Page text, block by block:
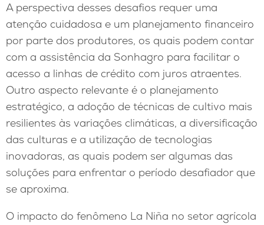
A perspectiva desses desafios requer uma
atenção cuidadosa e um planejamento financeiro
por parte dos produtores, os quais podem contar
com a assistência da Sonhagro para facilitar o
acesso a linhas de crédito com juros atraentes.
Outro aspecto relevante é o planejamento
estratégico, a adoção de técnicas de cultivo mais
resilientes às variações climáticas, a diversificação
das culturas e a utilização de tecnologias
inovadoras, as quais podem ser algumas das
soluções para enfrentar o período desafiador que
se aproxima.
O impacto do fenômeno La Niña no setor agrícola